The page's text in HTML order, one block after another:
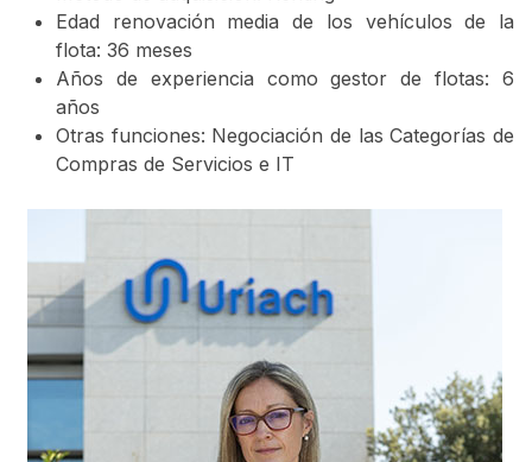
Edad renovación media de los vehículos de la
flota: 36 meses
Años de experiencia como gestor de flotas: 6
años
Otras funciones: Negociación de las Categorías de
Compras de Servicios e IT